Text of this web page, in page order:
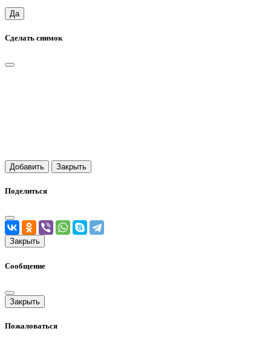
Да
Сделать снимок
Добавить Закрыть
Поделиться
Закрыть
Сообщение
Закрыть
Пожаловаться